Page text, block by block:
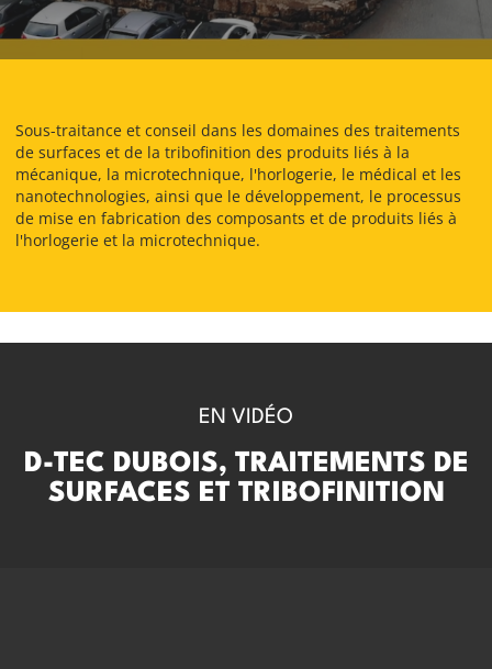
Sous-traitance et conseil dans les domaines des traitements
de surfaces et de la tribofinition des produits liés à la
mécanique, la microtechnique, l'horlogerie, le médical et les
nanotechnologies, ainsi que le développement, le processus
de mise en fabrication des composants et de produits liés à
l'horlogerie et la microtechnique.
EN VIDÉO
D-TEC DUBOIS, TRAITEMENTS DE
SURFACES ET TRIBOFINITION